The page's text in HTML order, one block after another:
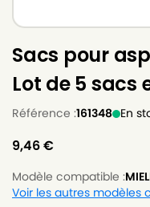
Sacs pour
Lot de 5 sacs
Référence :161348 En
9,46€
Modèle compatible :
Voir les autres modèles